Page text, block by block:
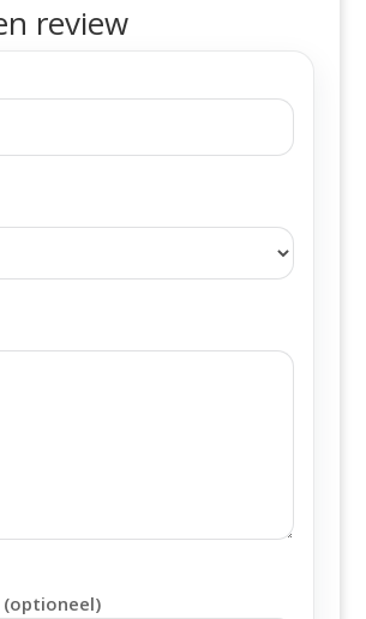
review
(optioneel)